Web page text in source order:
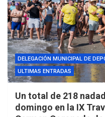
DELEGACIÓN MUNICIPAL DE
ULTIMAS ENTRADAS
Un total de 218
domingo en la IX